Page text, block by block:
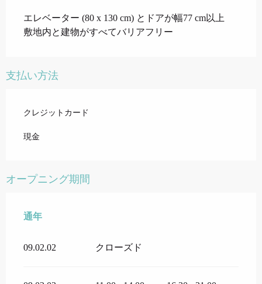
エレベーター (80 x 130 cm) とドアが幅77 cm以上
敷地内と建物がすべてバリアフリー
支払い方法
クレジットカード
現金
オープニング期間
通年
通年
09.02.02 クローズド